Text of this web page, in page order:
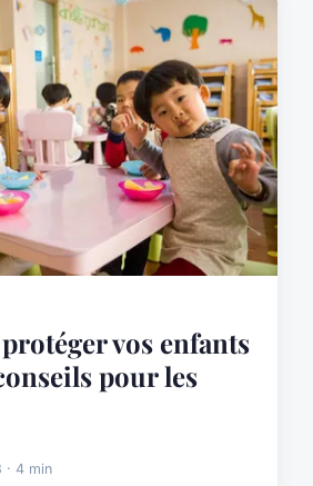
vos enfants
pour les
4 min